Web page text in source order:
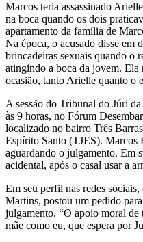
Marcos teria assassinado
na boca quando os dois
apartamento da família de
Na época, o acusado disse em
brincadeiras sexuais quando o
atingindo a boca da jovem.
ocasião, tanto Arielle quanto o
A sessão do Tribunal do Júri
às 9 horas, no Fórum
localizado no bairro Três
Espírito Santo (TJES). Marcos
aguardando o julgamento. Em
acidental, após o casal usar a
Em seu perfil nas redes
Martins, postou um pedido
julgamento. “O apoio moral de
mãe como eu, que espera por